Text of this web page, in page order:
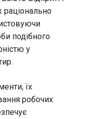
раціонально
подібного
у
їх
робочих